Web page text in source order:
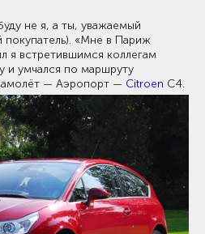
не я, а ты, уважаемый
покупатель). «Мне в Париж
я встретившимся коллегам
и умчался по маршруту
— Аэропорт — Citroen C4.